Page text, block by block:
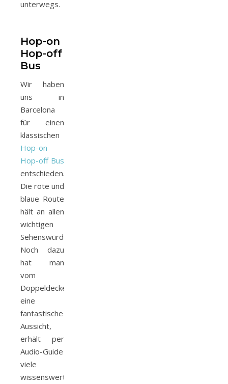
unterwegs.
Hop-on
Hop-off
Bus
Wir haben
uns in
Barcelona
für einen
klassischen
Hop-on
Hop-off Bus
entschieden.
Die rote und
blaue Route
hält an allen
wichtigen
Sehenswürdigkeiten.
Noch dazu
hat man
vom
Doppeldecker
eine
fantastische
Aussicht,
erhält per
Audio-Guide
viele
wissenswerte